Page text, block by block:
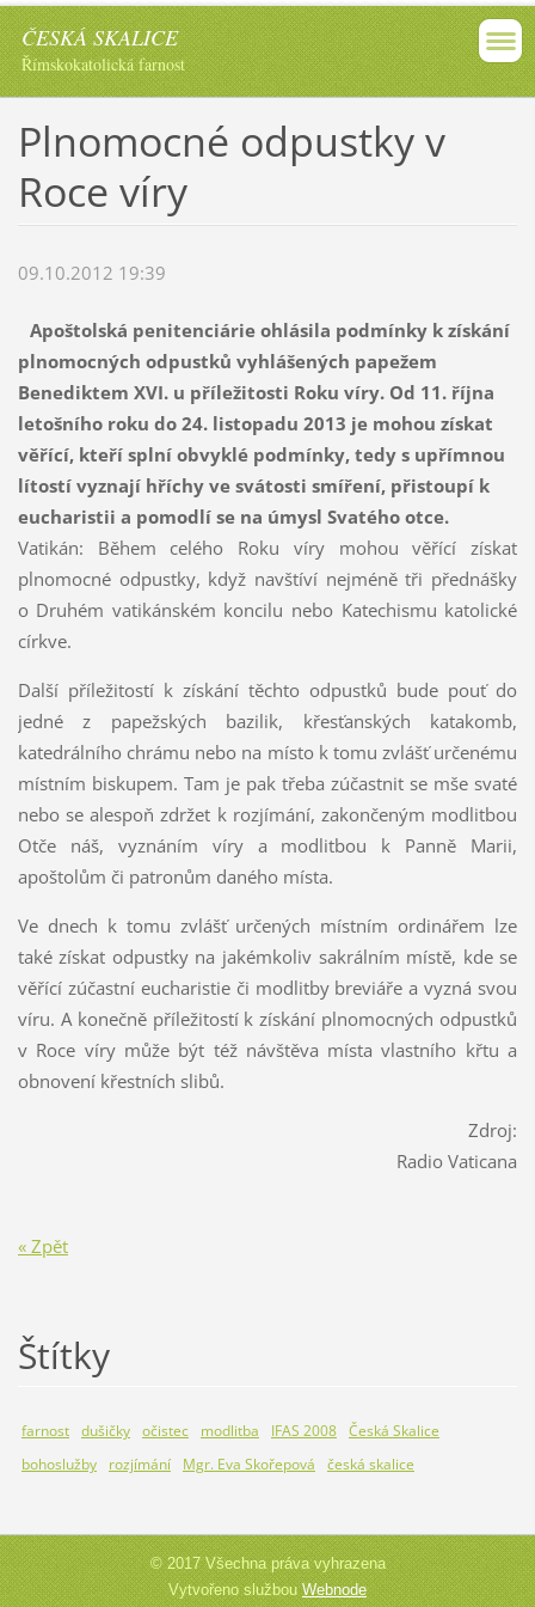
ČESKÁ SKALICE
Římskokatolická farnost
Plnomocné odpustky v
Roce víry
09.10.2012 19:39
Apoštolská penitenciárie ohlásila podmínky k získání
plnomocných odpustků vyhlášených papežem
Benediktem XVI. u příležitosti Roku víry. Od 11. října
letošního roku do 24. listopadu 2013 je mohou získat
věřící, kteří splní obvyklé podmínky, tedy s upřímnou
lítostí vyznají hříchy ve svátosti smíření, přistoupí k
eucharistii a pomodlí se na úmysl Svatého otce.
Vatikán: Během celého Roku víry mohou věřící získat
plnomocné odpustky, když navštíví nejméně tři přednášky
o Druhém vatikánském koncilu nebo Katechismu katolické
církve.
Další příležitostí k získání těchto odpustků bude pouť do
jedné z papežských bazilik, křesťanských katakomb,
katedrálního chrámu nebo na místo k tomu zvlášť určenému
místním biskupem. Tam je pak třeba zúčastnit se mše svaté
nebo se alespoň zdržet k rozjímání, zakončeným modlitbou
Otče náš, vyznáním víry a modlitbou k Panně Marii,
apoštolům či patronům daného místa.
Ve dnech k tomu zvlášť určených místním ordinářem lze
také získat odpustky na jakémkoliv sakrálním místě, kde se
věřící zúčastní eucharistie či modlitby breviáře a vyzná svou
víru. A konečně příležitostí k získání plnomocných odpustků
v Roce víry může být též návštěva místa vlastního křtu a
obnovení křestních slibů.
Zdroj:
Radio Vaticana
« Zpět
Štítky
farnost dušičky očistec modlitba IFAS 2008 Česká Skalice
bohoslužby
rozjímání Mgr. Eva Skořepová česká skalice
© 2017 Všechna práva vyhrazena
Vytvořeno službouWebnode